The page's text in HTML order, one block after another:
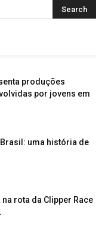
produções
por jovens em
Brasil: uma história de
rota da Clipper Race